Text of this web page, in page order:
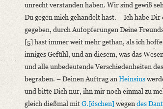
unrecht verstanden haben. Wir sind gewiß
Du gegen mich gehandelt hast. – Ich habe
gegeben, durch Aufopferungen Deine
[5] hast immer weit mehr gethan, als ich
inniges Gefühl, und an diesem, was das
und alle unbedeutende Verschiedenheiten
begraben. – Deinen Auftrag anHeinsius
und bitte Dich nur, ihn mir noch einmal zu
gleich dießmal mitG.[öschen]wegendes